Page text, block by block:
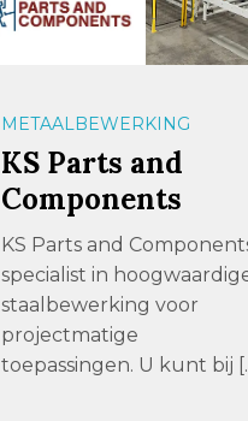
PLAATBEWERKING
Wouters Cutting &
Welding
Your partner for
cutting & welding Bij
Wouters Cutting &
staan kwaliteit, […]